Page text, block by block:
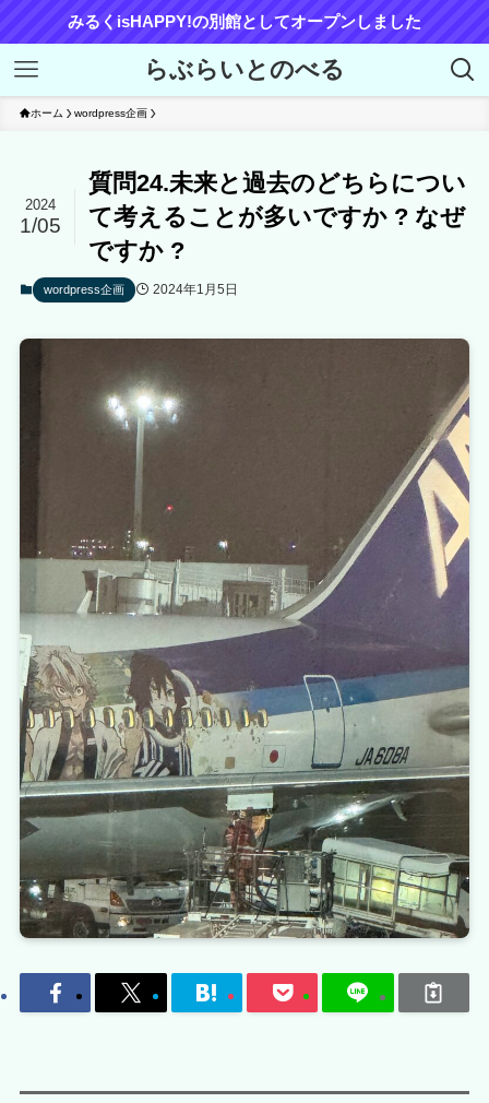
みるくisHAPPY!の別館としてオープンしました
らぶらいとのべる
ホーム wordpress企画
質問24.未来と過去のどちらについ
て考えることが多いですか ? なぜ
ですか ?
2024
1/05
wordpress企画 2024年1月5日